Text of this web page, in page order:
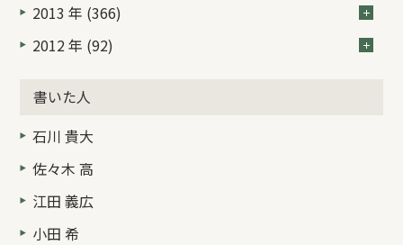
2013 年 (366)
2012 年 (92)
書いた人
石川 貴大
佐々木 高
江田 義広
小田 希